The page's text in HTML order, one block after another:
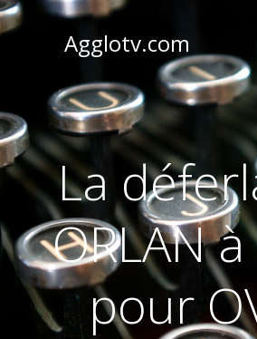
contenu
Agglotv.com
La
ORLAN
pour